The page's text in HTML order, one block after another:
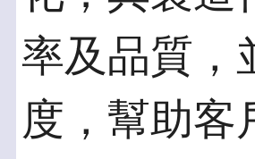
率及品質，
度，幫助客